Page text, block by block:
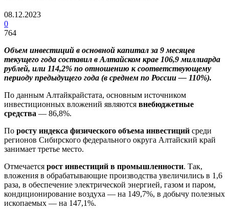
08.12.2023
0
764
Объем инвестиций в основной капитал за 9 месяцев
текущего года составил в Алтайском крае 106,9 миллиарда
рублей, или 114,2% по отношению к соответствующему
периоду предыдущего года (в среднем по России — 110%).
По данным Алтайкрайстата, основным источником
инвестиционных вложений являются внебюджетные
средства — 86,8%.
По росту индекса физического объема инвестиций среди
регионов Сибирского федерального округа Алтайский край
занимает третье место.
Отмечается рост инвестиций в промышленности. Так,
вложения в обрабатывающие производства увеличились в 1,6
раза, в обеспечение электрической энергией, газом и паром,
кондиционирование воздуха — на 149,7%, в добычу полезных
ископаемых — на 147,1%.